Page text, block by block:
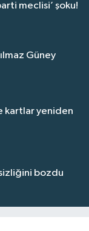
meclisi’ şoku!
Güney
kartlar yeniden
bozdu